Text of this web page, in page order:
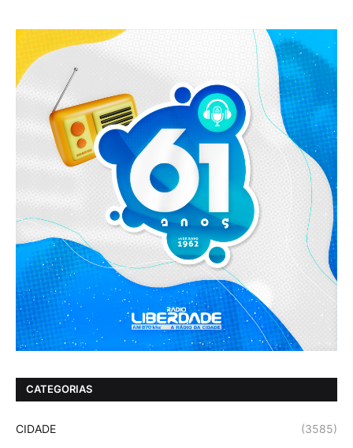
CATEGORIAS
CIDADE (3585)